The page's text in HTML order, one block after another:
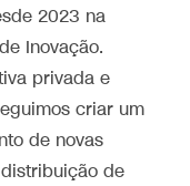
2023 na
Inovação.
privada e
criar um
de novas
de